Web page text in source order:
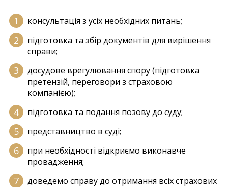
консультація з усіх необхідних питань;
підготовка та збір документів для вирішення
справи;
досудове врегулювання спору (підготовка
претензій, переговори з страховою
компанією);
підготовка та подання позову до суду;
представництво в суді;
при необхідності відкриємо виконавче
провадження;
доведемо справу до отримання всіх страхових